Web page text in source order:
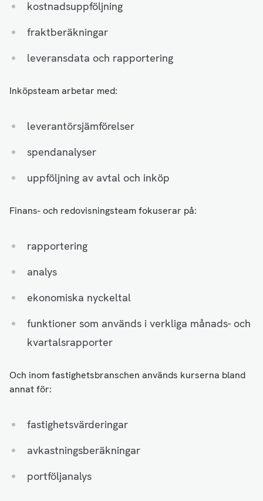
kostnadsuppföljning
fraktberäkningar
leveransdata och rapportering
Inköpsteam arbetar med:
leverantörsjämförelser
spendanalyser
uppföljning av avtal och inköp
Finans- och redovisningsteam fokuserar på:
rapportering
analys
ekonomiska nyckeltal
funktioner som används i verkliga månads- och
kvartalsrapporter
Och inom fastighetsbranschen används kurserna bland
annat för:
fastighetsvärderingar
avkastningsberäkningar
portföljanalys